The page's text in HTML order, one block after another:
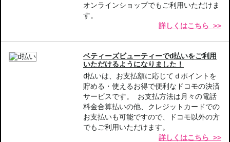
【こんな方へおすすめ】
軽やかな使用感でカバー力を求める方。
マットな仕上がりで、肌の美しさを引き立てたい方。
商品番号：
JAN/UPC：3380810482478
崩れにくい マット肌 ツヤ
オンラインショップでもご利用いただけま
す。
詳しくはこちら >>
ベティーズビューティーでd払いをご利用
いただけるようになりました！
d払いは、お支払額に応じてｄポイントを
貯める・使えるお得で便利なドコモの決済
サービスです。 お支払方法は月々の電話
料金合算払いの他、クレジットカードでの
お支払いも可能ですので、ドコモ以外の方
でもご利用いただけます。
詳しくはこちら >>